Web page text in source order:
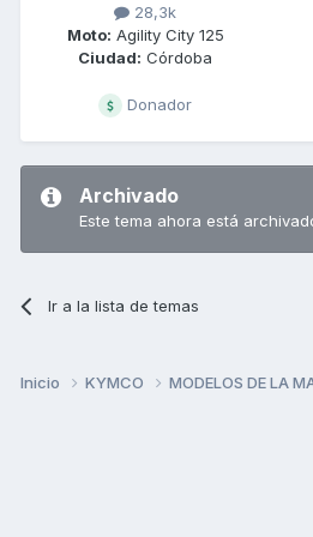
28,3k
Moto: Agility City 125
Ciudad: Córdoba
Donador
Archivado
Este tema ahora está
Ir a la lista de temas
Inicio KYMCO MODELOS DE LA